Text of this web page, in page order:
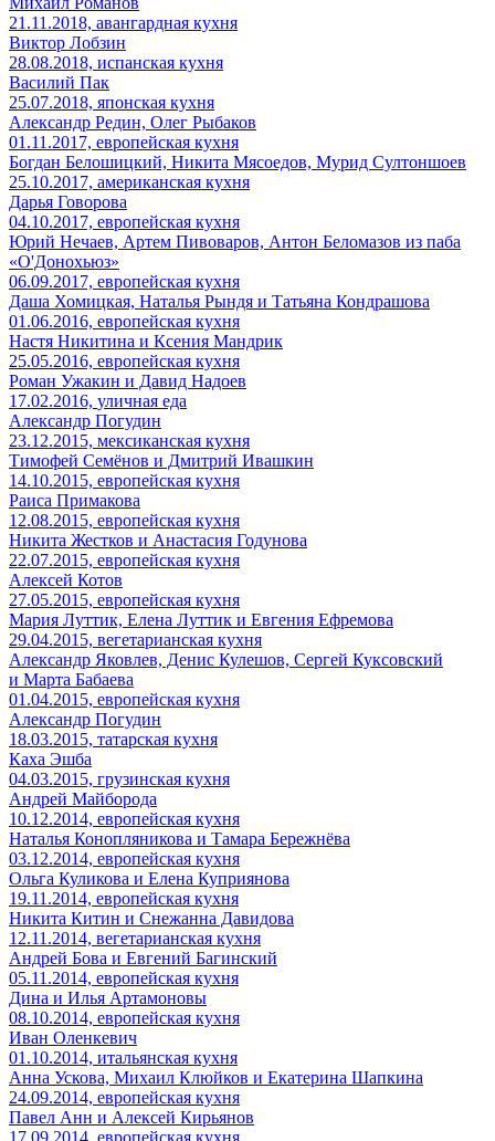
21.11.2018, авангардная кухня
Виктор Лобзин
28.08.2018, испанская кухня
Василий Пак
25.07.2018, японская кухня
Александр Редин, Олег Рыбаков
01.11.2017, европейская кухня
Богдан Белошицкий, Никита Мясоедов, Мурид Султоншоев
25.10.2017, американская кухня
Дарья Говорова
04.10.2017, европейская кухня
Юрий Нечаев, Артем Пивоваров, Антон Беломазов из паба
«О'Донохьюз»
06.09.2017, европейская кухня
Даша Хомицкая, Наталья Рындя и Татьяна Кондрашова
01.06.2016, европейская кухня
Настя Никитина и Ксения Мандрик
25.05.2016, европейская кухня
Роман Ужакин и Давид Надоев
17.02.2016, уличная еда
Александр Погудин
23.12.2015, мексиканская кухня
Тимофей Семёнов и Дмитрий Ивашкин
14.10.2015, европейская кухня
Раиса Примакова
12.08.2015, европейская кухня
Никита Жестков и Анастасия Годунова
22.07.2015, европейская кухня
Алексей Котов
27.05.2015, европейская кухня
Мария Луттик, Елена Луттик и Евгения Ефремова
29.04.2015, вегетарианская кухня
Александр Яковлев, Денис Кулешов, Сергей Куксовский
и Марта Бабаева
01.04.2015, европейская кухня
Александр Погудин
18.03.2015, татарская кухня
Каха Эшба
04.03.2015, грузинская кухня
Андрей Майборода
10.12.2014, европейская кухня
Наталья Конопляникова и Тамара Бережнёва
03.12.2014, европейская кухня
Ольга Куликова и Елена Куприянова
19.11.2014, европейская кухня
Никита Китин и Снежанна Давидова
12.11.2014, вегетарианская кухня
Андрей Бова и Евгений Багинский
05.11.2014, европейская кухня
Дина и Илья Артамоновы
08.10.2014, европейская кухня
Иван Оленкевич
01.10.2014, итальянская кухня
Анна Ускова, Михаил Клюйков и Екатерина Шапкина
24.09.2014, европейская кухня
Павел Анн и Алексей Кирьянов
17.09.2014, европейская кухня